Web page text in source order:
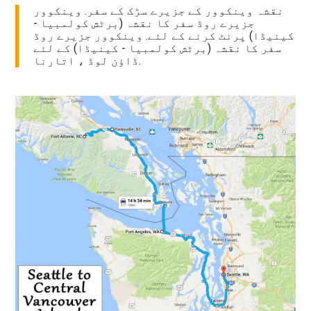
نقشہ وینکوور کے جزیرے سڑک کے سفر. وینکوور
جزیرے روڈ سفر کا نقشہ (برٹش کولمبیا -
کینیڈا) پرنٹ کرنے کے لئے. وینکوور جزیرے روڈ
سفر کا نقشہ (برٹش کولمبیا - کینیڈا) کے لئے
ڈاؤن لوڈ ، اتارنا.